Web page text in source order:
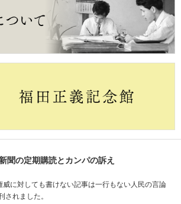
聞の定期購読とカンパの訴え
に対しても書けない記事は一行もない人民の言論
されました。